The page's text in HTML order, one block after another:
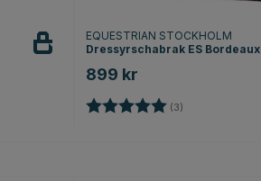
EQUESTRIAN STOCKHOLM
Dressyrschabrak ES Bordeaux
899 kr
Betyg: (3)